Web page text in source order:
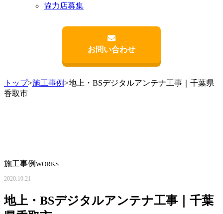
協力店募集
お問い合わせ
トップ>施工事例>地上・BSデジタルアンテナ工事｜千葉県
香取市
施工事例 WORKS
2020.10.21
地上・BSデジタルアンテナ工事｜千葉